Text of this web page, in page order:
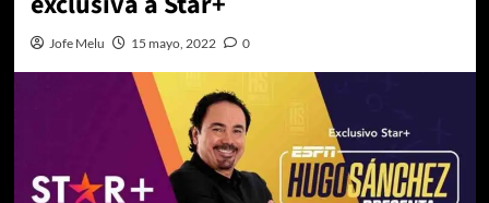
Jofe Melu 15 mayo, 2022 0